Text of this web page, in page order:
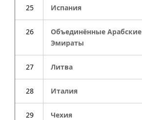
25 Испания
26
Объединённые Арабские
Эмираты
27 Литва
28 Италия
29 Чехия